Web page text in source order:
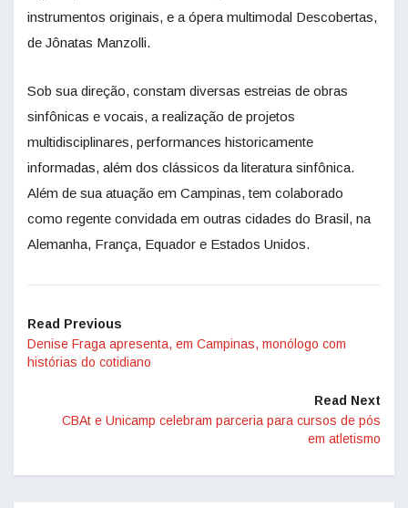
instrumentos originais, e a ópera multimodal Descobertas,
de Jônatas Manzolli.
Sob sua direção, constam diversas estreias de obras
sinfônicas e vocais, a realização de projetos
multidisciplinares, performances historicamente
informadas, além dos clássicos da literatura sinfônica.
Além de sua atuação em Campinas, tem colaborado
como regente convidada em outras cidades do Brasil, na
Alemanha, França, Equador e Estados Unidos.
Read Previous
Denise Fraga apresenta, em Campinas, monólogo com
histórias do cotidiano
Read Next
CBAt e Unicamp celebram parceria para cursos de pós
em atletismo